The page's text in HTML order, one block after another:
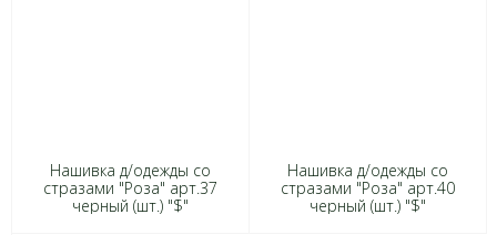
Нашивка д/одежды со
стразами "Роза" арт.37
черный (шт.) "$"
Нашивка д/одежды со
стразами "Роза" арт.40
черный (шт.) "$"